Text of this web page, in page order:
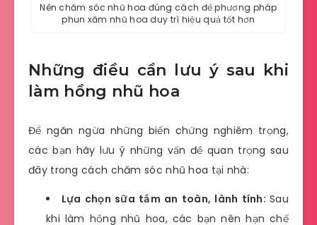
Nên chăm sóc nhũ hoa đúng cách để phương pháp
phun xăm nhũ hoa duy trì hiệu quả tốt hơn
Những điều cần lưu ý sau khi
làm hồng nhũ hoa
Để ngăn ngừa những biến chứng nghiêm trọng,
các bạn hãy lưu ý những vấn đề quan trọng sau
đây trong cách chăm sóc nhũ hoa tại nhà:
Lựa chọn sữa tắm an toàn, lành tính:Sau
khi làm hồng nhũ hoa, các bạn nên hạn chế